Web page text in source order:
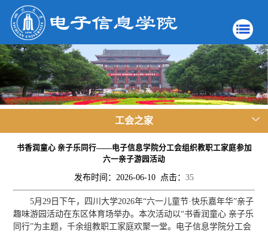
工会之家
书香润童心 亲子乐同行——电子信息学院分工会组织教职工家庭参加
六一亲子游园活动
发布时间：2026-06-10 点击： 35
5月29日下午，四川大学2026年“六一儿童节·快乐嘉年华”亲子
趣味游园活动在东区体育场举办。本次活动以“书香润童心 亲子乐
同行”为主题，千余组教职工家庭欢聚一堂。电子信息学院分工会